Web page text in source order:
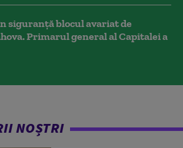
siguranță blocul avariat de
Primarul general al Capitalei a
NOȘTRI